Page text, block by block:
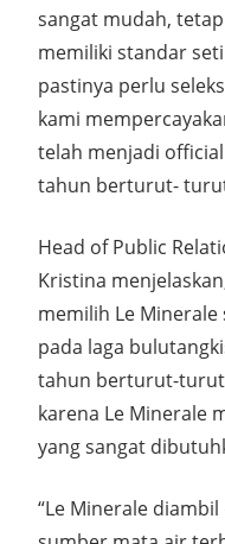
sangat mudah,
memiliki standar
pastinya perlu
kami
telah menjadi
tahun berturut-
Head of Public
Kristina
memilih Le
pada laga
tahun berturut-
karena Le Minerale
yang sangat
“Le Minerale